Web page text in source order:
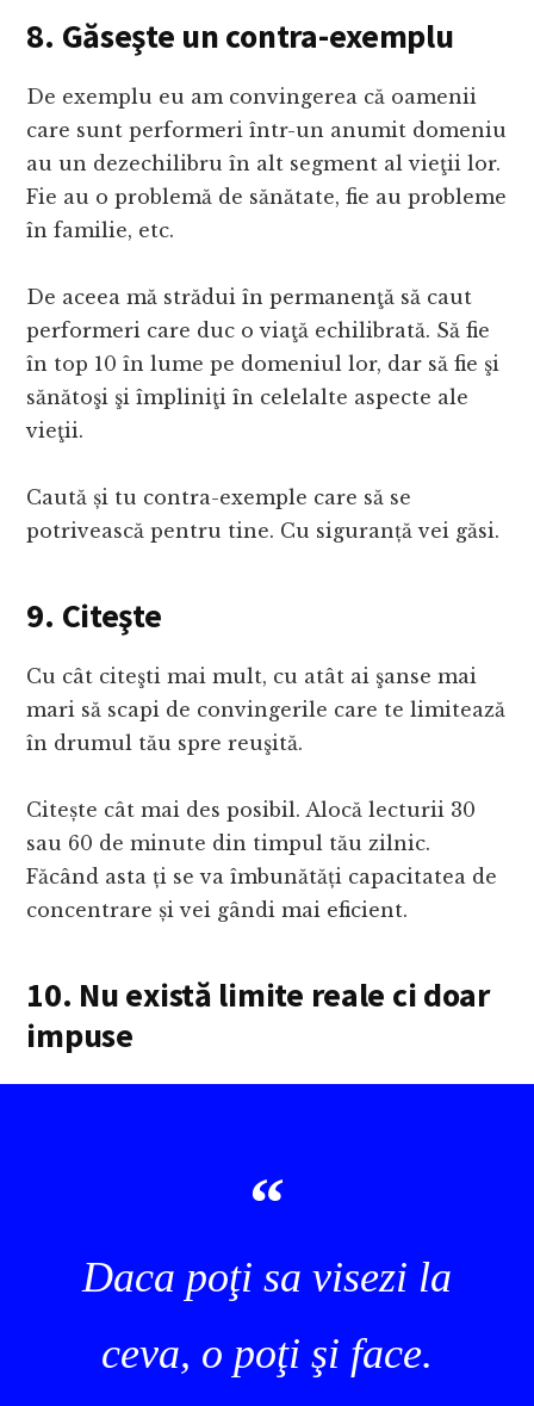
8. Găseşte un contra-exemplu
De exemplu eu am convingerea că oamenii
care sunt performeri într-un anumit domeniu
au un dezechilibru în alt segment al vieţii lor.
Fie au o problemă de sănătate, fie au probleme
în familie, etc.
De aceea mă strădui în permanenţă să caut
performeri care duc o viaţă echilibrată. Să fie
în top 10 în lume pe domeniul lor, dar să fie şi
sănătoşi şi împliniţi în celelalte aspecte ale
vieţii.
Caută și tu contra-exemple care să se
potrivească pentru tine. Cu siguranță vei găsi.
9. Citeşte
Cu cât citeşti mai mult, cu atât ai şanse mai
mari să scapi de convingerile care te limitează
în drumul tău spre reuşită.
Citește cât mai des posibil. Alocă lecturii 30
sau 60 de minute din timpul tău zilnic.
Făcând asta ți se va îmbunătăți capacitatea de
concentrare și vei gândi mai eficient.
10. Nu există limite reale ci doar
impuse
Daca poţi sa visezi la
ceva, o poţi şi face.